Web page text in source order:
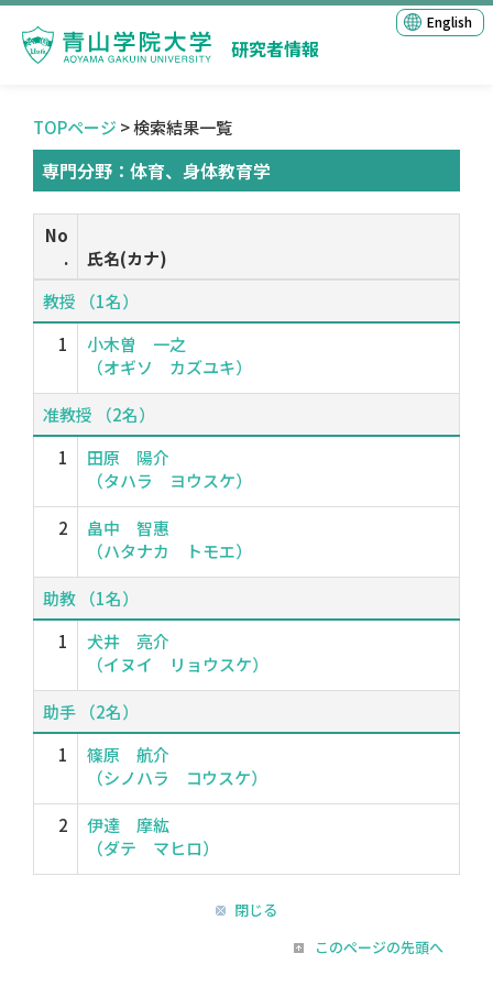
研究者情報
English
TOPページ > 検索結果一覧
専門分野：体育、身体教育学
No
.
氏名(カナ)
教授 （1名）
1
小木曽 一之
（オギソ カズユキ）
准教授 （2名）
1
田原 陽介
（タハラ ヨウスケ）
2
畠中 智惠
（ハタナカ トモエ）
助教 （1名）
1
犬井 亮介
（イヌイ リョウスケ）
助手 （2名）
1
篠原 航介
（シノハラ コウスケ）
2
伊達 摩紘
（ダテ マヒロ）
閉じる
このページの先頭へ